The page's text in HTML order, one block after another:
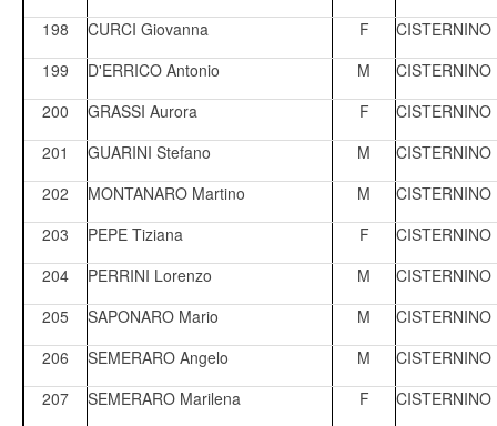
198
CURCI Giovanna F
CISTERNINO
199
D'ERRICO Antonio M
CISTERNINO
200
GRASSI Aurora F
CISTERNINO
201
GUARINI Stefano M
CISTERNINO
202
MONTANARO Martino M
CISTERNINO
203
PEPE Tiziana F
CISTERNINO
204
PERRINI Lorenzo M
CISTERNINO
205
SAPONARO Mario M
CISTERNINO
206
SEMERARO Angelo M
CISTERNINO
207
SEMERARO Marilena F
CISTERNINO